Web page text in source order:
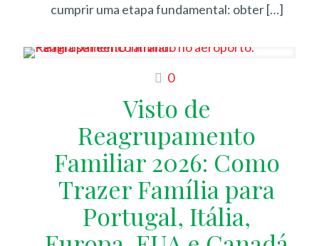
cumprir uma etapa fundamental: obter[…]
0
Visto de
Reagrupamento
Familiar 2026: Como
Trazer Família para
Portugal, Itália,